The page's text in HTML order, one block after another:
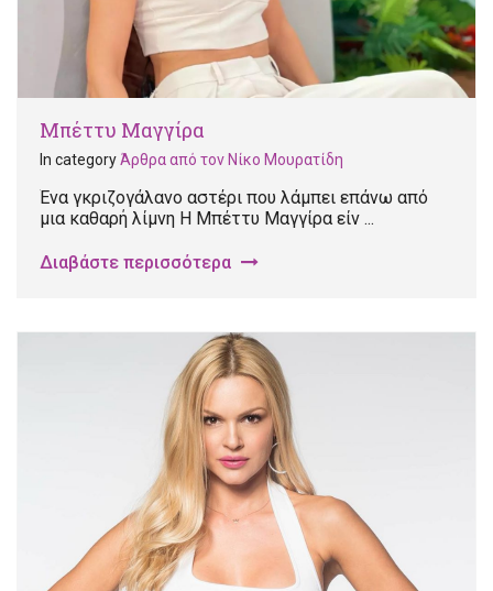
Μπέττυ Μαγγίρα
In categoryΆρθρα από τον Νίκο Μουρατίδη
Ένα γκριζογάλανο αστέρι που λάμπει επάνω από
μια καθαρή λίμνη Η Μπέττυ Μαγγίρα είν ...
Διαβάστε περισσότερα